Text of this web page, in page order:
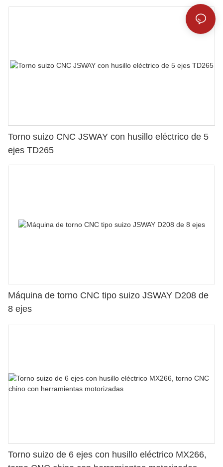
Torno suizo CNC JSWAY con husillo eléctrico de 5
ejes TD265
Máquina de torno CNC tipo suizo JSWAY D208 de
8 ejes
Torno suizo de 6 ejes con husillo eléctrico MX266,